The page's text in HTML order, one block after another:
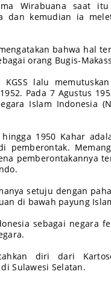
Wirabuana saat
dan kemudian ia
bahwa hal
orang Bugis-
lalu
Pada 7 Agustus
Islam Indonesia
hingga 1950 Kahar
pemberontak.
pemberontakannya
setuju dengan
di bawah payung
sebagai negara
diri dari
Sulawesi Selatan.